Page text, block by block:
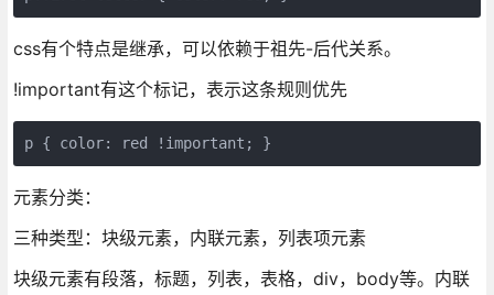
css有个特点是继承，可以依赖于祖先-后代关系。
!important有这个标记，表示这条规则优先
p { color: red !important; }
元素分类：
三种类型：块级元素，内联元素，列表项元素
块级元素有段落，标题，列表，表格，div，body等。内联